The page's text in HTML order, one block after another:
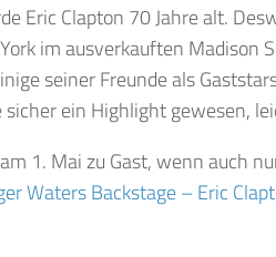
Eric Clapton 70 Jahre alt.
im ausverkauften Madison
seiner Freunde als
ein Highlight gewesen,
1. Mai zu Gast, wenn auch
Waters Backstage – Eric